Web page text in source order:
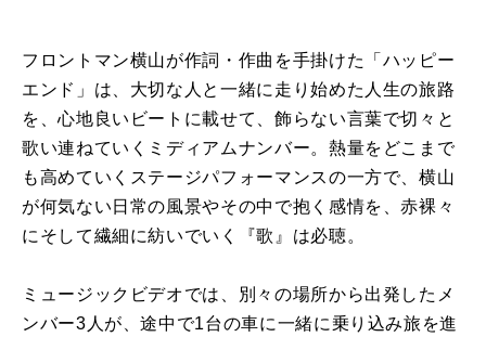
フロントマン横山が作詞・作曲 を手掛けた「 ハッピー
エンド 」は、 大切な 人 と一緒に 走り始めた 人 生の旅路
を 、心地良い ビート に載せて 飾らない言葉で切々 と
歌い連ねていくミディアムナンバー。 熱量を どこまで
も高めて いくステージパフォーマンスの一方で、横山
が何気ない日常の風景やその中で抱く感情を 、赤裸々
に そして繊細に紡いでいく『歌』は必聴。
ミュージックビデオでは、 別々 の場所から出発した メ
ンバー3 人 が、途中で1台の車に一緒に乗り込み旅 を進